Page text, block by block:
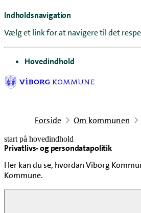
Indholdsnavigation
Vælg et link for at navigere til det
gå til
Hovedindhold
Forside Om kommunen
start på hovedindhold
Privatlivs- og persondatapolitik
Her kan du se, hvordan Viborg
Kommune.
senest opdateret 1. juni 2026
Indsamling af